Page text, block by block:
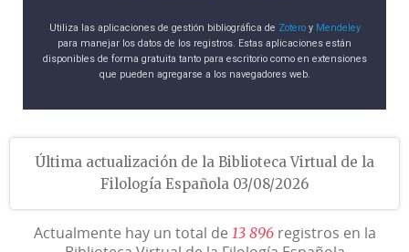
Utiliza las aplicaciones de gestión bibliográfica de Zoteroy Mendeley
para manejar los datos de los registros. Estas aplicaciones están
disponibles de forma gratuita tanto para escritorio como en extensiones
que pueden agregarse a los navegadores web.
Última actualización de la Biblioteca Virtual de la
Filología Española 03/08/2026
Actualmente hay un total de 13 896registros en la